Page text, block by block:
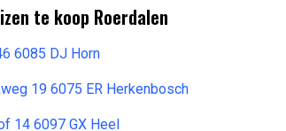
te koop Roerdalen
6085 DJ Horn
19 6075 ER Herkenbosch
14 6097 GX Heel